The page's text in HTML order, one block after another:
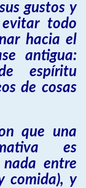
gustos y
evitar todo
hacia el
antigua:
espíritu
de cosas
que una
es
entre
comida), y